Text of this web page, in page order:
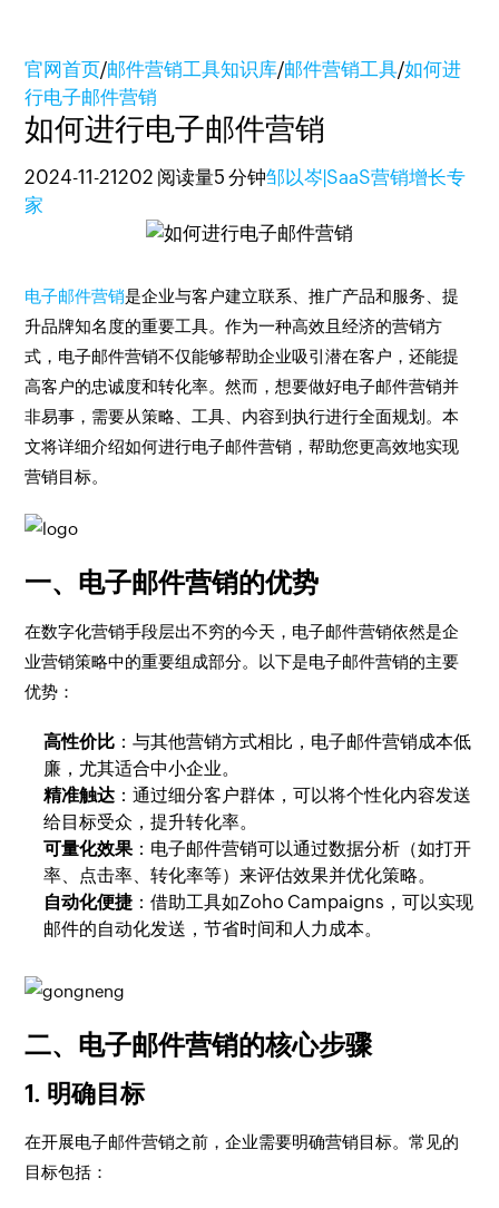
官网首页/邮件营销工具知识库/邮件营销工具/如何进
行电子邮件营销
如何进行电子邮件营销
2024-11-21202 阅读量5 分钟邹以岑|SaaS营销增长专
家
电子邮件营销是企业与客户建立联系、推广产品和服务、提
升品牌知名度的重要工具。作为一种高效且经济的营销方
式，电子邮件营销不仅能够帮助企业吸引潜在客户，还能提
高客户的忠诚度和转化率。然而，想要做好电子邮件营销并
非易事，需要从策略、工具、内容到执行进行全面规划。本
文将详细介绍如何进行电子邮件营销，帮助您更高效地实现
营销目标。
一、电子邮件营销的优势
在数字化营销手段层出不穷的今天，电子邮件营销依然是企
业营销策略中的重要组成部分。以下是电子邮件营销的主要
优势：
高性价比 ：与其他营销方式相比，电子邮件营销成本低
廉，尤其适合中小企业。
精准触达 ：通过细分客户群体，可以将个性化内容发送
给目标受众，提升转化率。
可量化效果：电子邮件营销可以通过数据分析（如打开
率、点击率、转化率等）来评估效果并优化策略。
自动化便捷 ：借助工具如Zoho Campaigns，可以实现
邮件的自动化发送，节省时间和人力成本。
二、电子邮件营销的核心步骤
1. 明确目标
在开展电子邮件营销之前，企业需要明确营销目标。常见的
目标包括：